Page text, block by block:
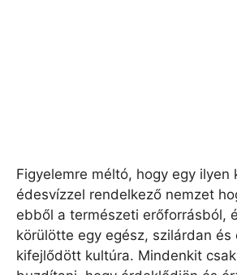
Figyelemre méltó, hogy egy ilyen
édesvízzel rendelkező nemzet
ebből a természeti erőforrásból,
körülötte egy egész, szilárdan és
kifejlődött kultúra. Mindenkit